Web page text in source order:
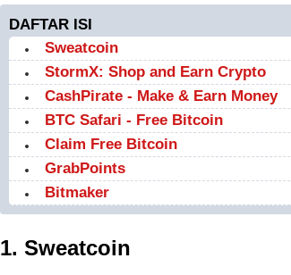
DAFTAR ISI
Sweatcoin
StormX: Shop and Earn Crypto
CashPirate - Make & Earn Money
BTC Safari - Free Bitcoin
Claim Free Bitcoin
GrabPoints
Bitmaker
1. Sweatcoin